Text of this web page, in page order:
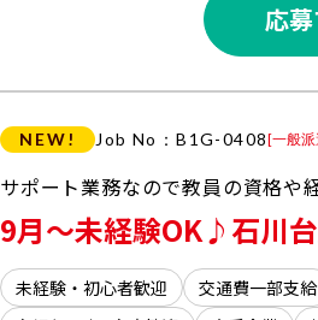
応
NEW! Job No：B1G-0408[一般
9月～未経験OK♪石川
未経験・初心者歓迎 交通費一部支給